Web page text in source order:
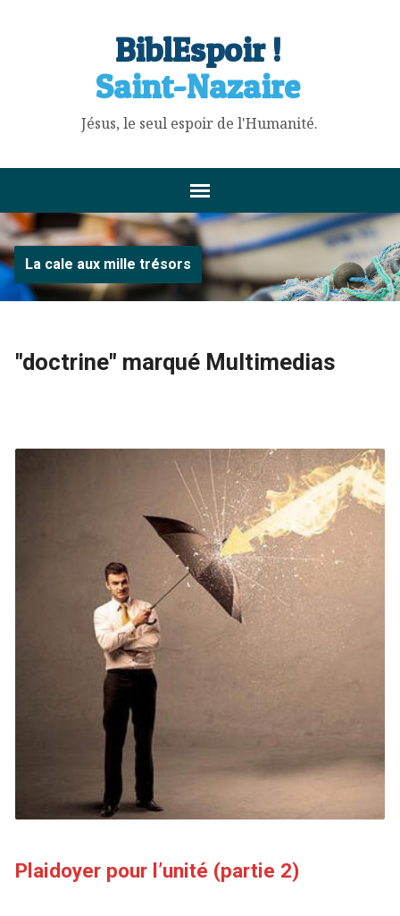
BiblEspoir !
Saint-Nazaire
Jésus, le seul espoir de l'Humanité.
La cale aux mille trésors
"doctrine" marqué Multimedias
Plaidoyer pour l’unité (partie 2)